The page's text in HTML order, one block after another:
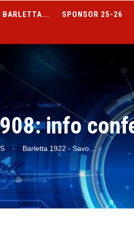
BARLETTA... SPONSOR 25-26
info
· Barletta 1922 - Savo...